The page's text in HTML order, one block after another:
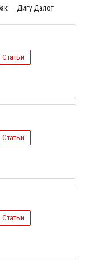
Дигу Далот
Статьи
Статьи
Статьи